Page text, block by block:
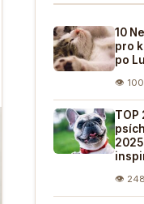
10
pro
po
👁
TOP
👁 248